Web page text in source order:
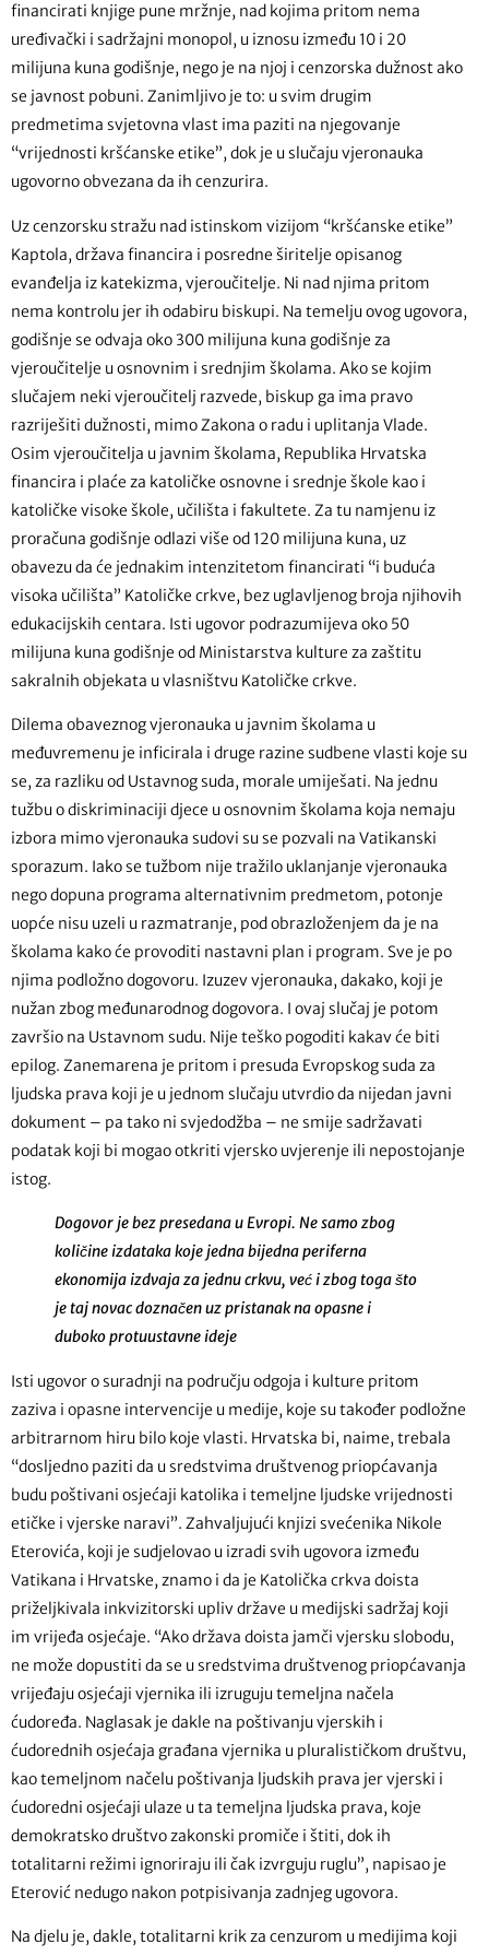
financirati knjige pune mržnje, nad kojima pritom nema
uređivački i sadržajni monopol, u iznosu između 10 i 20
milijuna kuna godišnje, nego je na njoj i cenzorska dužnost ako
se javnost pobuni. Zanimljivo je to: u svim drugim
predmetima svjetovna vlast ima paziti na njegovanje
“vrijednosti kršćanske etike”, dok je u slučaju vjeronauka
ugovorno obvezana da ih cenzurira.
Uz cenzorsku stražu nad istinskom vizijom “kršćanske etike”
Kaptola, država financira i posredne širitelje opisanog
evanđelja iz katekizma, vjeroučitelje. Ni nad njima pritom
nema kontrolu jer ih odabiru biskupi. Na temelju ovog ugovora,
godišnje se odvaja oko 300 milijuna kuna godišnje za
vjeroučitelje u osnovnim i srednjim školama. Ako se kojim
slučajem neki vjeroučitelj razvede, biskup ga ima pravo
razriješiti dužnosti, mimo Zakona o radu i uplitanja Vlade.
Osim vjeroučitelja u javnim školama, Republika Hrvatska
financira i plaće za katoličke osnovne i srednje škole kao i
katoličke visoke škole, učilišta i fakultete. Za tu namjenu iz
proračuna godišnje odlazi više od 120 milijuna kuna, uz
obavezu da će jednakim intenzitetom financirati “i buduća
visoka učilišta” Katoličke crkve, bez uglavljenog broja njihovih
edukacijskih centara. Isti ugovor podrazumijeva oko 50
milijuna kuna godišnje od Ministarstva kulture za zaštitu
sakralnih objekata u vlasništvu Katoličke crkve.
Dilema obaveznog vjeronauka u javnim školama u
međuvremenu je inficirala i druge razine sudbene vlasti koje su
se, za razliku od Ustavnog suda, morale umiješati. Na jednu
tužbu o diskriminaciji djece u osnovnim školama koja nemaju
izbora mimo vjeronauka sudovi su se pozvali na Vatikanski
sporazum. Iako se tužbom nije tražilo uklanjanje vjeronauka
nego dopuna programa alternativnim predmetom, potonje
uopće nisu uzeli u razmatranje, pod obrazloženjem da je na
školama kako će provoditi nastavni plan i program. Sve je po
njima podložno dogovoru. Izuzev vjeronauka, dakako, koji je
nužan zbog međunarodnog dogovora. I ovaj slučaj je potom
završio na Ustavnom sudu. Nije teško pogoditi kakav će biti
epilog. Zanemarena je pritom i presuda Evropskog suda za
ljudska prava koji je u jednom slučaju utvrdio da nijedan javni
dokument – pa tako ni svjedodžba – ne smije sadržavati
podatak koji bi mogao otkriti vjersko uvjerenje ili nepostojanje
istog.
Dogovor je bez presedana u Evropi. Ne samo zbog
količine izdataka koje jedna bijedna periferna
ekonomija izdvaja za jednu crkvu, već i zbog toga što
je taj novac doznačen uz pristanak na opasne i
duboko protuustavne ideje
Isti ugovor o suradnji na području odgoja i kulture pritom
zaziva i opasne intervencije u medije, koje su također podložne
arbitrarnom hiru bilo koje vlasti. Hrvatska bi, naime, trebala
“dosljedno paziti da u sredstvima društvenog priopćavanja
budu poštivani osjećaji katolika i temeljne ljudske vrijednosti
etičke i vjerske naravi”. Zahvaljujući knjizi svećenika Nikole
Eterovića, koji je sudjelovao u izradi svih ugovora između
Vatikana i Hrvatske, znamo i da je Katolička crkva doista
priželjkivala inkvizitorski upliv države u medijski sadržaj koji
im vrijeđa osjećaje. “Ako država doista jamči vjersku slobodu,
ne može dopustiti da se u sredstvima društvenog priopćavanja
vrijeđaju osjećaji vjernika ili izruguju temeljna načela
ćudoređa. Naglasak je dakle na poštivanju vjerskih i
ćudorednih osjećaja građana vjernika u pluralističkom društvu,
kao temeljnom načelu poštivanja ljudskih prava jer vjerski i
ćudoredni osjećaji ulaze u ta temeljna ljudska prava, koje
demokratsko društvo zakonski promiče i štiti, dok ih
totalitarni režimi ignoriraju ili čak izvrguju ruglu”, napisao je
Eterović nedugo nakon potpisivanja zadnjeg ugovora.
Na djelu je, dakle, totalitarni krik za cenzurom u medijima koji